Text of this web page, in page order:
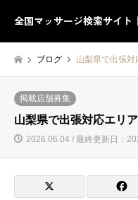
全国マッサージ検索サイト
ブログ 山梨県で出張
掲載店舗募集
山梨県で出張対応エリ
2026.06.04 / 最終更新日：